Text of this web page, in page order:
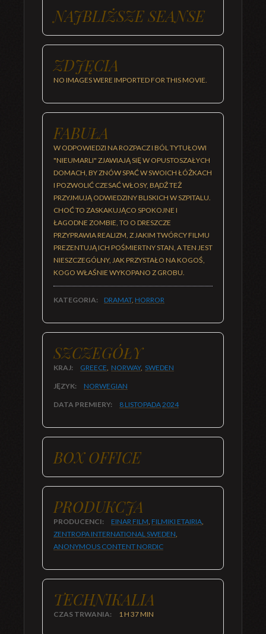
NAJBLIŻSZE SEANSE
ZDJĘCIA
NO IMAGES WERE IMPORTED FOR THIS MOVIE.
FABUŁA
W ODPOWIEDZI NA ROZPACZ I BÓL TYTUŁOWI
"NIEUMARLI" ZJAWIAJĄ SIĘ W OPUSTOSZAŁYCH
DOMACH, BY ZNÓW SPAĆ W SWOICH ŁÓŻKACH
I POZWOLIĆ CZESAĆ WŁOSY, BĄDŹ TEŻ
PRZYJMUJĄ ODWIEDZINY BLISKICH W SZPITALU.
CHOĆ TO ZASKAKUJĄCO SPOKOJNE I
ŁAGODNE ZOMBIE, TO O DRESZCZE
PRZYPRAWIA REALIZM, Z JAKIM TWÓRCY FILMU
PREZENTUJĄ ICH POŚMIERTNY STAN, A TEN JEST
NIESZCZEGÓLNY, JAK PRZYSTAŁO NA KOGOŚ,
KOGO WŁAŚNIE WYKOPANO Z GROBU.
KATEGORIA: DRAMAT, HORROR
SZCZEGÓŁY
KRAJ: GREECE, NORWAY, SWEDEN
JĘZYK: NORWEGIAN
DATA PREMIERY: 8 LISTOPADA2024
BOX OFFICE
PRODUKCJA
PRODUCENCI: EINAR FILM, FILMIKI ETAIRIA,
ZENTROPA INTERNATIONAL SWEDEN,
ANONYMOUS CONTENT NORDIC
TECHNIKALIA
CZAS TRWANIA: 1 H 37 MIN